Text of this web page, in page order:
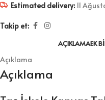
Estimated delivery: 11
Takip et:
AÇIKLAMAEK
Açıklama
Açıklama